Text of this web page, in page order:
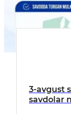
3-avgust
savdolar